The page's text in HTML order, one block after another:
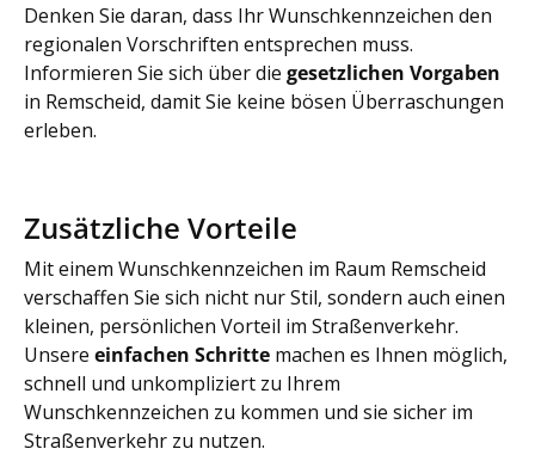
Denken Sie daran, dass Ihr Wunschkennzeichen den
regionalen Vorschriften entsprechen muss.
Informieren Sie sich über die gesetzlichen Vorgaben
in Remscheid, damit Sie keine bösen Überraschungen
erleben.
Zusätzliche Vorteile
Mit einem Wunschkennzeichen im Raum Remscheid
verschaffen Sie sich nicht nur Stil, sondern auch einen
kleinen, persönlichen Vorteil im Straßenverkehr.
Unsere einfachen Schritte machen es Ihnen möglich,
schnell und unkompliziert zu Ihrem
Wunschkennzeichen zu kommen und sie sicher im
Straßenverkehr zu nutzen.